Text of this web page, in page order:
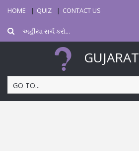
HOME QUIZ CONTACT US
GO TO...